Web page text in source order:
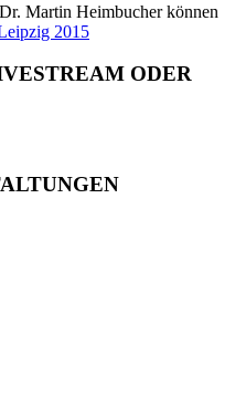
Martin Heimbucher können
2015
ODER